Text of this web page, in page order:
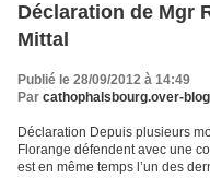
Déclaration de Mgr
Mittal
Publié le 28/09/2012 à 14:49
Par cathophalsbourg.over-
Déclaration Depuis plusieurs
Florange défendent avec une
est en même temps l’un des